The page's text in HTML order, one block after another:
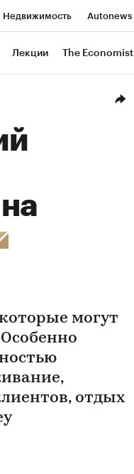
Недвижимость Autonews
Тренды Визионеры
Лекции The Economist
могут
отдых